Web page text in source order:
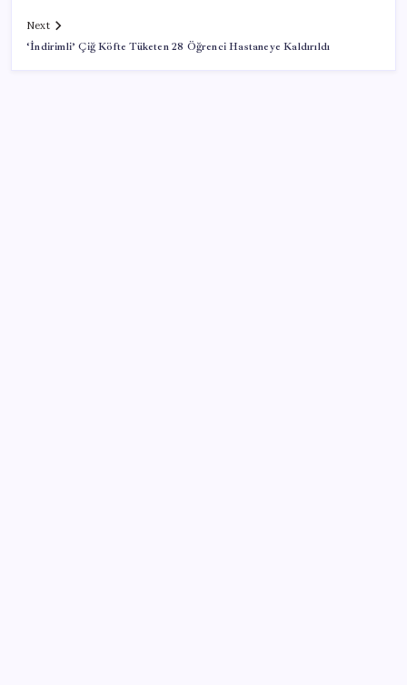
Next
‘İndirimli’ Çiğ Köfte Tüketen 28 Öğrenci Hastaneye Kaldırıldı